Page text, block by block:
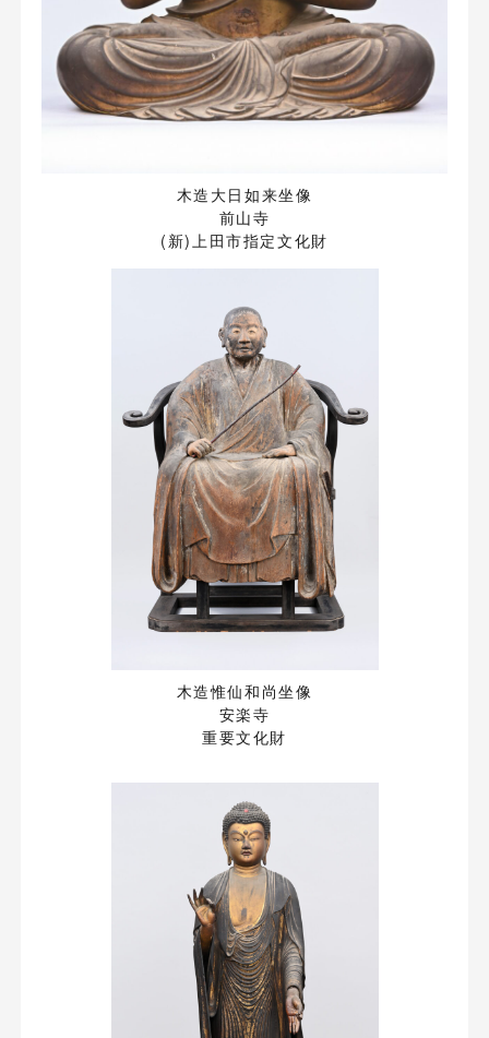
木造大日如来坐像
前山寺
(新)上田市指定文化財
木造惟仙和尚坐像
安楽寺
重要文化財